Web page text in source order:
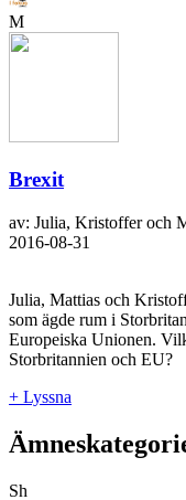
M
Brexit
av: Julia, Kristoffer och
2016-08-31
Julia, Mattias och
som ägde rum i
Europeiska Unionen.
Storbritannien och EU?
+ Lyssna
Sh